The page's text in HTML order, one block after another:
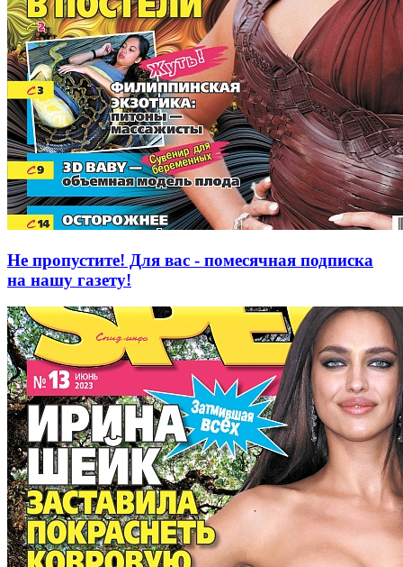
Не пропустите! Для вас - помесячная подписка
на нашу газету!